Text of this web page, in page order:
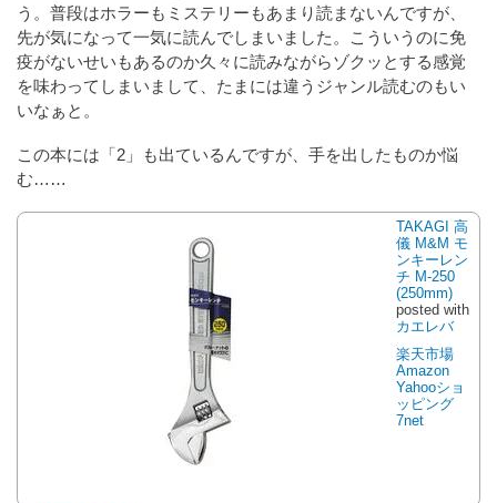
う。普段はホラーもミステリーもあまり読まないんですが、
先が気になって一気に読んでしまいました。こういうのに免
疫がないせいもあるのか久々に読みながらゾクッとする感覚
を味わってしまいまして、たまには違うジャンル読むのもい
いなぁと。
この本には「2」も出ているんですが、手を出したものか悩
む……
TAKAGI 高
儀 M&M モ
ンキーレン
チ M-250
(250mm)
posted with
カエレバ
楽天市場
Amazon
Yahooショ
ッピング
7net